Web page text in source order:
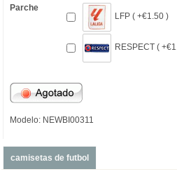
Parche
LFP ( +€1.50 )
RESPECT (
Modelo: NEWBI00311
camisetas de futbol